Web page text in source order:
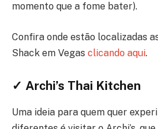
momento que a fome bater).
Confira onde estão localizadas
Shack em Vegas clicando aqui.
✓ Archi’s Thai Kitchen
Uma ideia para quem quer